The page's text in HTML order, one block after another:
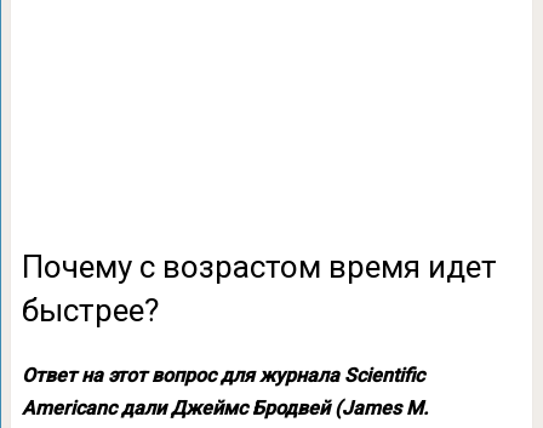
Почему с возрастом время идет
быстрее?
Ответ на этот вопрос для журнала Scientific
Americanс дали Джеймс Бродвей (James M.